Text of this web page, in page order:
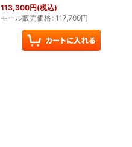
113,300円(税込)
モール販売価格: 117,700円